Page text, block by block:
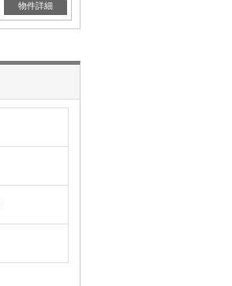
物件詳細